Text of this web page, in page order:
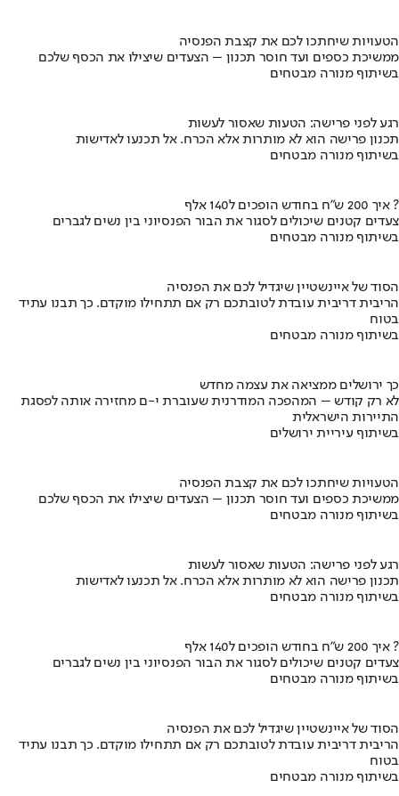
הטעויות שיחתכו לכם את קצבת הפנסיה
ממשיכת כספים ועד חוסר תכנון – הצעדים שיצילו את הכסף שלכם
בשיתוף מנורה מבטחים
רגע לפני פרישה: הטעות שאסור לעשות
תכנון פרישה הוא לא מותרות אלא הכרח. אל תכנעו לאדישות
בשיתוף מנורה מבטחים
איך 200 ש"ח בחודש הופכים ל140 אלף ?
צעדים קטנים שיכולים לסגור את הבור הפנסיוני בין נשים לגברים
בשיתוף מנורה מבטחים
הסוד של איינשטיין שיגדיל לכם את הפנסיה
הריבית דריבית עובדת לטובתכם רק אם תתחילו מוקדם. כך תבנו עתיד
בטוח
בשיתוף מנורה מבטחים
כך ירושלים ממציאה את עצמה מחדש
לא רק קודש – המהפכה המודרנית שעוברת י-ם מחזירה אותה לפסגת
התיירות הישראלית
בשיתוף עיריית ירושלים
הטעויות שיחתכו לכם את קצבת הפנסיה
ממשיכת כספים ועד חוסר תכנון – הצעדים שיצילו את הכסף שלכם
בשיתוף מנורה מבטחים
רגע לפני פרישה: הטעות שאסור לעשות
תכנון פרישה הוא לא מותרות אלא הכרח. אל תכנעו לאדישות
בשיתוף מנורה מבטחים
איך 200 ש"ח בחודש הופכים ל140 אלף ?
צעדים קטנים שיכולים לסגור את הבור הפנסיוני בין נשים לגברים
בשיתוף מנורה מבטחים
הסוד של איינשטיין שיגדיל לכם את הפנסיה
הריבית דריבית עובדת לטובתכם רק אם תתחילו מוקדם. כך תבנו עתיד
בטוח
בשיתוף מנורה מבטחים